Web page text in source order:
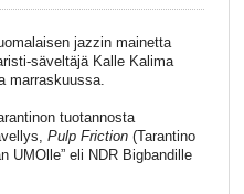
jazzin mainetta
säveltäjä Kalle Kalima
marraskuussa.
tuotannosta
Pulp Friction(Tarantino
UMOlle” eli NDR Bigbandille